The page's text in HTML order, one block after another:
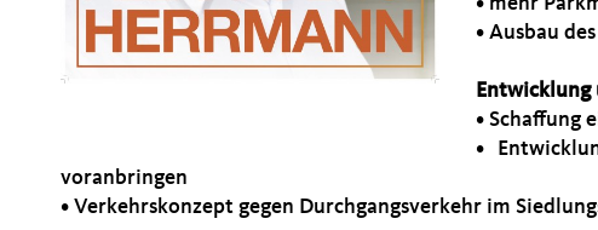
• Ausbau
Entwicklung
• Schaffung
•
voranbringen
• Verkehrskonzept gegen Durchgangsverkehr im